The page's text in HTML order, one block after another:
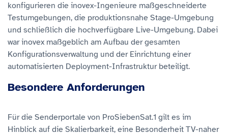
konfigurieren die inovex-Ingenieure maßgeschneiderte
Testumgebungen, die produktionsnahe Stage-Umgebung
und schließlich die hochverfügbare Live-Umgebung. Dabei
war inovex maßgeblich am Aufbau der gesamten
Konfigurationsverwaltung und der Einrichtung einer
automatisierten Deployment-Infrastruktur beteiligt.
Besondere Anforderungen
Für die Senderportale von ProSiebenSat.1 gilt es im
Hinblick auf die Skalierbarkeit, eine Besonderheit TV-naher